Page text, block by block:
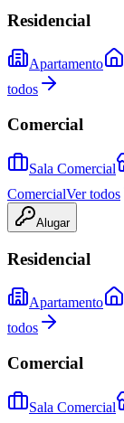
Residencial
Apartamento
todos
Comercial
Sala Comercial
ComercialVer todos
Alugar
Residencial
Apartamento
todos
Comercial
Sala Comercial